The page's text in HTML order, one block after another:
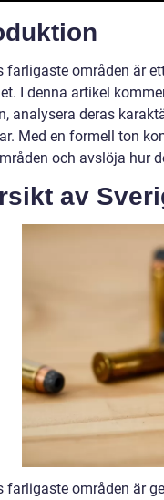
farligaste områden är
I denna artikel
analysera deras
Med en formell ton
och avslöja hur
av
farligaste områden är